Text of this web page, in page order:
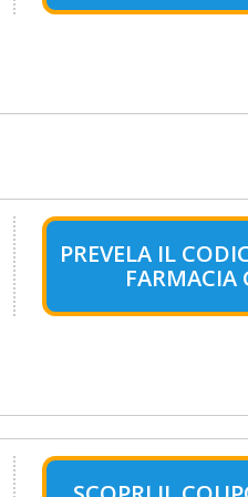
PREVELA IL
FARMACIA